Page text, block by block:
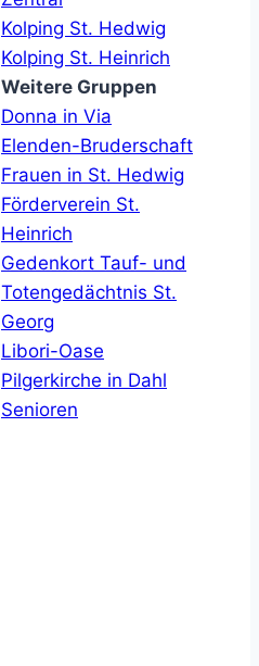
Kolping St. Hedwig
Kolping St. Heinrich
Weitere Gruppen
Donna in Via
Elenden-Bruderschaft
Frauen in St. Hedwig
Förderverein St.
Heinrich
Gedenkort Tauf- und
Totengedächtnis St.
Georg
Libori-Oase
Pilgerkirche in Dahl
Senioren